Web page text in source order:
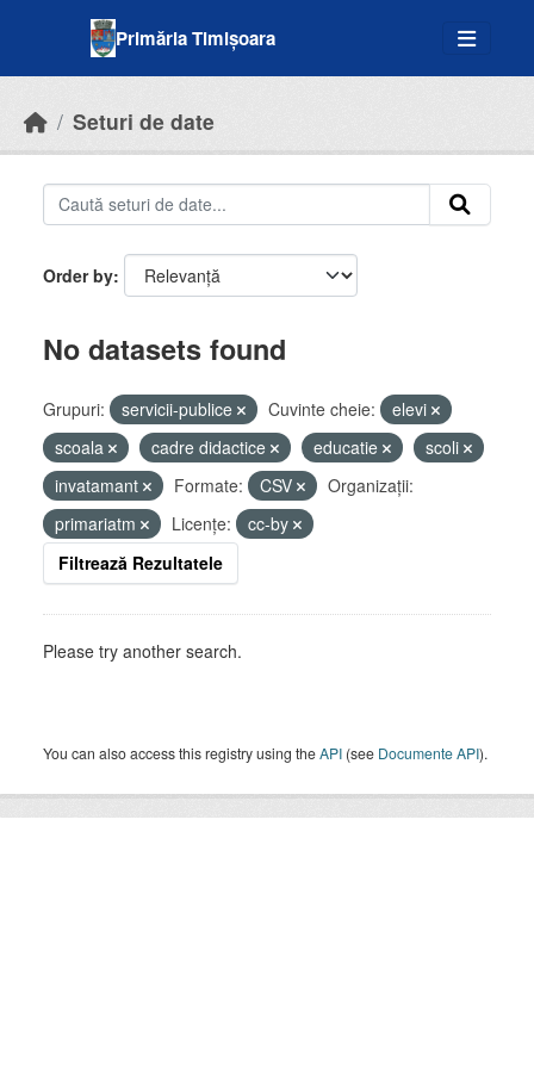
Primăria Timișoara
Seturi de date
Order by
No datasets found
Grupuri: servicii-publice Cuvinte cheie:
elevi
scoala
cadre didactice educatie
scoli
invatamant
Formate: CSV
Organizații:
primariatm
Licenţe:
cc-by
Filtrează Rezultatele
Please try another search.
You can also access this registry using theAPI (see Documente API).